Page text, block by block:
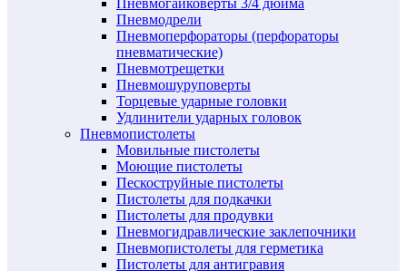
Пневмогайковерты 3/4 дюйма
Пневмодрели
Пневмоперфораторы (перфораторы
пневматические)
Пневмотрещетки
Пневмошуруповерты
Торцевые ударные головки
Удлинители ударных головок
Пневмопистолеты
Мовильные пистолеты
Моющие пистолеты
Пескоструйные пистолеты
Пистолеты для подкачки
Пистолеты для продувки
Пневмогидравлические заклепочники
Пневмопистолеты для герметика
Пистолеты для антигравия